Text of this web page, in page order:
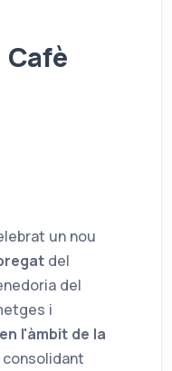
un nou
del
del
i
l'àmbit de la